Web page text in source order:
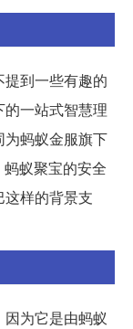
到一些有趣的
一站式智慧理
蚂蚁金服旗下
蚁聚宝的安全
样的背景支
为它是由蚂蚁